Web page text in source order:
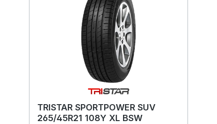
TRISTAR SPORTPOWER SUV
265/45R21 108Y XL BSW